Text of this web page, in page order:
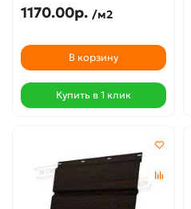
1170.00р. /м2
В корзину
Купить в 1 клик